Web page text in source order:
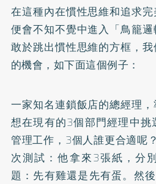
在這種內在慣性思維和追求
便會不知不覺中進入「鳥籠
敢於跳出慣性思維的方框，
的機會，如下面這個例子：
一家知名連鎖飯店的總經理
想在現有的3個部門經理中
管理工作，3個人誰更合適呢
次測試：他拿來3張紙，分
題：先有雞還是先有蛋。然